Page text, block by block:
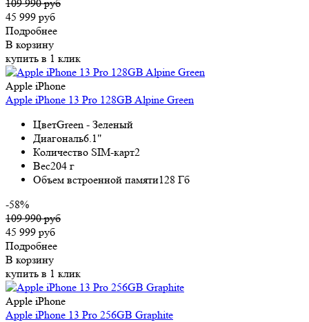
109 990 руб
45 999 руб
Подробнее
В корзину
купить в 1 клик
Apple iPhone
Apple iPhone 13 Pro 128GB Alpine Green
ЦветGreen - Зеленый
Диагональ6.1"
Количество SIM-карт2
Вес204 г
Объем встроенной памяти128 Гб
-58%
109 990 руб
45 999 руб
Подробнее
В корзину
купить в 1 клик
Apple iPhone
Apple iPhone 13 Pro 256GB Graphite